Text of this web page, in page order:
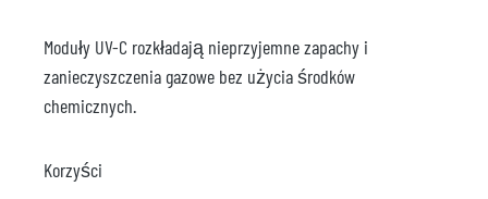
Moduły UV-C rozkładają nieprzyjemne zapachy i
zanieczyszczenia gazowe bez użycia środków
chemicznych.
Korzyści